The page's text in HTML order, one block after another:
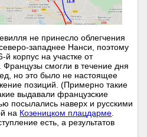
не принесло облегчения
западнее Нанси, поэтому
корпус на участке от
смогли в течение дня
но это было не настоящее
позиций. (Примерно такие
выдавали французские
посылались наверх и русскими
на Козеницком плацдарме
есть, а результатов